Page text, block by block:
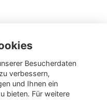
bei Fragen und
Besucherdaten
verbessern,
und Ihnen ein
bieten. Für weitere